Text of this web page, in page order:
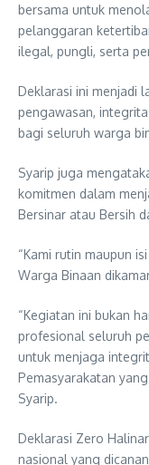
bersama untuk
pelanggaran
ilegal, pungli, serta
Deklarasi ini menjadi
pengawasan,
bagi seluruh warga
Syarip juga
komitmen dalam
Bersinar atau Bersih
“Kami rutin maupun
Warga Binaan
“Kegiatan ini bukan
profesional seluruh
untuk menjaga
Pemasyarakatan
Syarip.
Deklarasi Zero
nasional yang